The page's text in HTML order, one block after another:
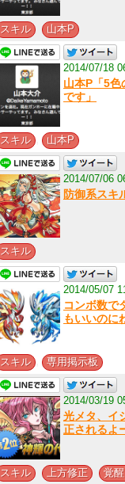
スキル 山本P
2014/07/18
山本P「5色
です」
スキル 山本P
2014/07/06
防御系スキ
スキル
2014/05/07
コンボ数で
もいいのに
スキル 専用掲示板
2014/03/19
光メタ、イ
正されるよ
スキル 上方修正 覚